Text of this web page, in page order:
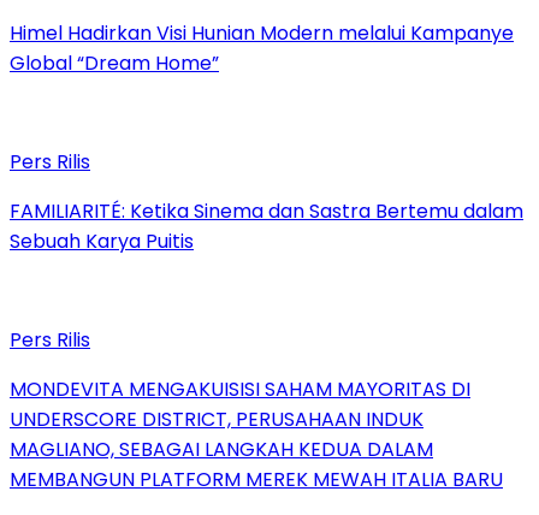
Himel Hadirkan Visi Hunian Modern melalui Kampanye
Global “Dream Home”
Pers Rilis
FAMILIARITÉ: Ketika Sinema dan Sastra Bertemu dalam
Sebuah Karya Puitis
Pers Rilis
MONDEVITA MENGAKUISISI SAHAM MAYORITAS DI
UNDERSCORE DISTRICT, PERUSAHAAN INDUK
MAGLIANO, SEBAGAI LANGKAH KEDUA DALAM
MEMBANGUN PLATFORM MEREK MEWAH ITALIA BARU